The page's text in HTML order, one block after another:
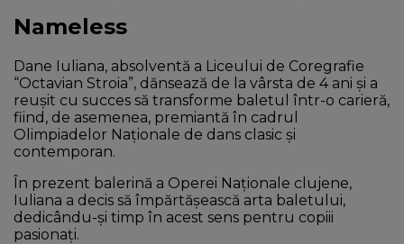
Nameless
Dane Iuliana, absolventă a Liceului de Coregrafie
“Octavian Stroia”, dănsează de la vârsta de 4 ani și a
reușit cu succes să transforme baletul într-o carieră,
fiind, de asemenea, premiantă în cadrul
Olimpiadelor Naționale de dans clasic și
contemporan.
În prezent balerină a Operei Naționale clujene,
Iuliana a decis să împărtășească arta baletului,
dedicându-și timp în acest sens pentru copiii
pasionați.